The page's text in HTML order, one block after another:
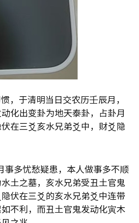
于清明当日交农历壬辰月，
化出变卦为地天泰卦，占卦月
在三爻亥水兄弟爻中，财爻隐
事多忧愁疑患，本人做事多不顺
土之墓，亥水兄弟受丑土官鬼
伏在三爻的亥水兄弟爻中连带
不利，而丑土官鬼发动化寅木